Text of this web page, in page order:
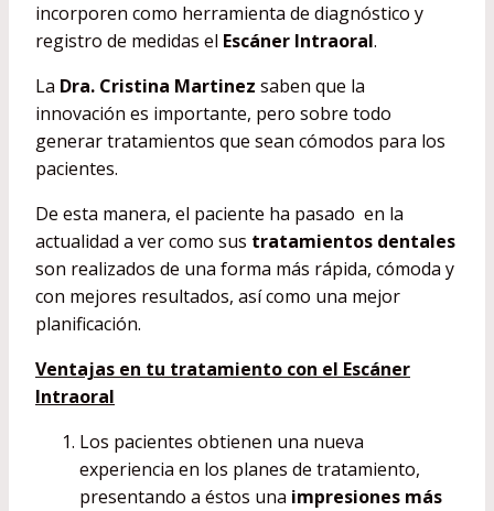
incorporen como herramienta de diagnóstico y
registro de medidas el Escáner Intraoral.
La Dra. Cristina Martinez saben que la
innovación es importante, pero sobre todo
generar tratamientos que sean cómodos para los
pacientes.
De esta manera, el paciente ha pasado en la
actualidad a ver como sus tratamientos dentales
son realizados de una forma más rápida, cómoda y
con mejores resultados, así como una mejor
planificación.
Ventajas en tu tratamiento con el Escáner
Intraoral
Los pacientes obtienen una nueva
experiencia en los planes de tratamiento,
presentando a éstos una impresiones más